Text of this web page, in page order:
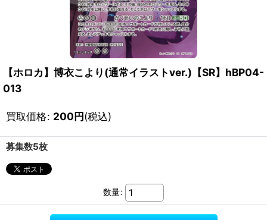
【ホロカ】博衣こより(通常イラストver.)【SR】hBP04-
013
買取価格: 200円(税込)
募集数5枚
数量: